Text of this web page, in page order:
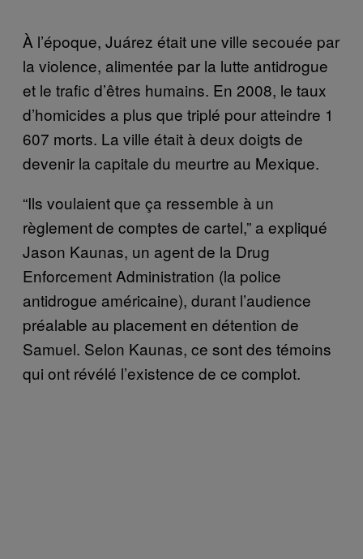
À l’époque, Juárez était une ville secouée par
la violence, alimentée par la lutte antidrogue
et le trafic d’êtres humains. En 2008, le taux
d’homicides a plus que triplé pour atteindre 1
607 morts. La ville était à deux doigts de
devenir la capitale du meurtre au Mexique.
“Ils voulaient que ça ressemble à un
règlement de comptes de cartel,” a expliqué
Jason Kaunas, un agent de la Drug
Enforcement Administration (la police
antidrogue américaine), durant l’audience
préalable au placement en détention de
Samuel. Selon Kaunas, ce sont des témoins
qui ont révélé l’existence de ce complot.